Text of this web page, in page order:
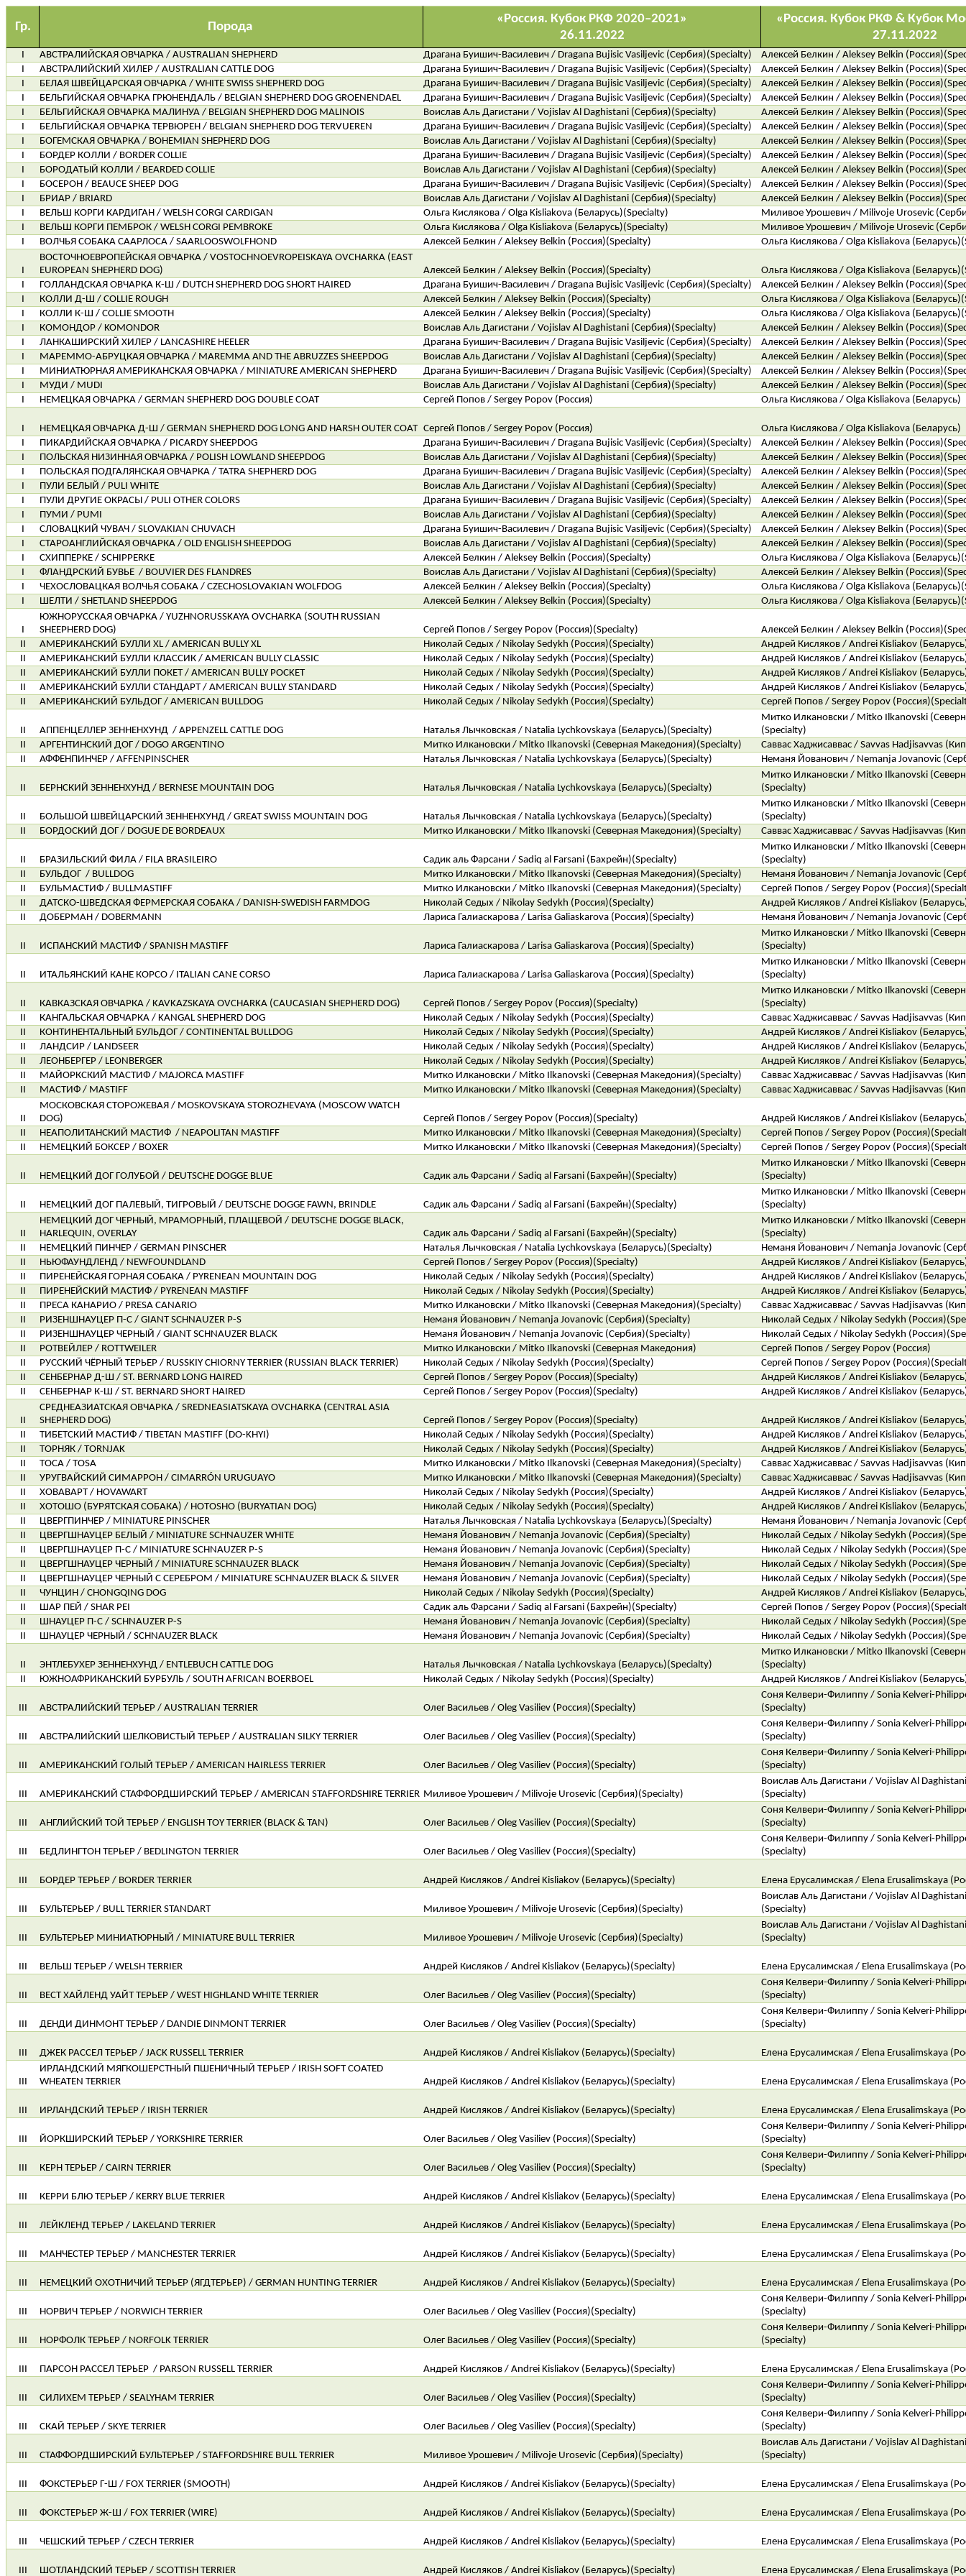
Гр. Порода
«Россия. Кубок РКФ 2020–2021»
26.11.2022
«Россия. Кубок РКФ & Кубок
27.11.2022
I АВСТРАЛИЙСКАЯ ОВЧАРКА / AUSTRALIAN SHEPHERD Драгана Буишич-Василевич / Dragana Bujisic Vasiljevic (Сербия)(Specialty)
Алексей Белкин / Aleksey Belkin
I
АВСТРАЛИЙСКИЙ ХИЛЕР / AUSTRALIAN CATTLE DOG Драгана Буишич-Василевич / Dragana Bujisic Vasiljevic (Сербия)(Specialty)
Алексей Белкин / Aleksey Belkin
I
БЕЛАЯ ШВЕЙЦАРСКАЯ ОВЧАРКА / WHITE SWISS SHEPHERD DOG Драгана Буишич-Василевич / Dragana Bujisic Vasiljevic (Сербия)(Specialty)
Алексей Белкин / Aleksey Belkin
I
БЕЛЬГИЙСКАЯ ОВЧАРКА ГРЮНЕНДАЛЬ / BELGIAN SHEPHERD DOG GROENENDAEL Драгана Буишич-Василевич / Dragana Bujisic Vasiljevic (Сербия)(Specialty)
Алексей Белкин / Aleksey Belkin
I
БЕЛЬГИЙСКАЯ ОВЧАРКА МАЛИНУА / BELGIAN SHEPHERD DOG MALINOIS Воислав Аль Дагистани / Vojislav Al Daghistani (Сербия)(Specialty)
Алексей Белкин / Aleksey Belkin
I
БЕЛЬГИЙСКАЯ ОВЧАРКА ТЕРВЮРЕН / BELGIAN SHEPHERD DOG TERVUEREN Драгана Буишич-Василевич / Dragana Bujisic Vasiljevic (Сербия)(Specialty)
Алексей Белкин / Aleksey Belkin
I
БОГЕМСКАЯ ОВЧАРКА / BOHEMIAN SHEPHERD DOG Воислав Аль Дагистани / Vojislav Al Daghistani (Сербия)(Specialty)
Алексей Белкин / Aleksey Belkin
I
БОРДЕР КОЛЛИ / BORDER COLLIE Драгана Буишич-Василевич / Dragana Bujisic Vasiljevic (Сербия)(Specialty)
Алексей Белкин / Aleksey Belkin
I
БОРОДАТЫЙ КОЛЛИ / BEARDED COLLIE Воислав Аль Дагистани / Vojislav Al Daghistani (Сербия)(Specialty)
Алексей Белкин / Aleksey Belkin
I
БОСЕРОН / BEAUCE SHEEP DOG Драгана Буишич-Василевич / Dragana Bujisic Vasiljevic (Сербия)(Specialty)
Алексей Белкин / Aleksey Belkin
I
БРИАР / BRIARD Воислав Аль Дагистани / Vojislav Al Daghistani (Сербия)(Specialty)
Алексей Белкин / Aleksey Belkin
I
ВЕЛЬШ КОРГИ КАРДИГАН / WELSH CORGI CARDIGAN Ольга Кислякова / Olga Kisliakova (Беларусь)(Specialty)
Миливое Урошевич / Milivoje Urosevic
I
ВЕЛЬШ КОРГИ ПЕМБРОК / WELSH CORGI PEMBROKE Ольга Кислякова / Olga Kisliakova (Беларусь)(Specialty)
Миливое Урошевич / Milivoje Urosevic
I
ВОЛЧЬЯ СОБАКА СААРЛОСА / SAARLOOSWOLFHOND Алексей Белкин / Aleksey Belkin (Россия)(Specialty) Ольга Кислякова / Olga Kisliakova
I
ВОСТОЧНОЕВРОПЕЙСКАЯ ОВЧАРКА / VOSTOCHNOEVROPEISKAYA OVCHARKA (EAST
EUROPEAN SHEPHERD DOG)
Алексей Белкин / Aleksey Belkin (Россия)(Specialty)
Ольга Кислякова / Olga Kisliakova
I
ГОЛЛАНДСКАЯ ОВЧАРКА К-Ш / DUTCH SHEPHERD DOG SHORT HAIRED Драгана Буишич-Василевич / Dragana Bujisic Vasiljevic (Сербия)(Specialty)
Алексей Белкин / Aleksey Belkin
I
КОЛЛИ Д-Ш / COLLIE ROUGH Алексей Белкин / Aleksey Belkin (Россия)(Specialty)
Ольга Кислякова / Olga Kisliakova
I
КОЛЛИ К-Ш / COLLIE SMOOTH Алексей Белкин / Aleksey Belkin (Россия)(Specialty)
Ольга Кислякова / Olga Kisliakova
I
КОМОНДОР / KOMONDOR Воислав Аль Дагистани / Vojislav Al Daghistani (Сербия)(Specialty)
Алексей Белкин / Aleksey Belkin
I
ЛАНКАШИРСКИЙ ХИЛЕР / LANCASHIRE HEELER Драгана Буишич-Василевич / Dragana Bujisic Vasiljevic (Сербия)(Specialty)
Алексей Белкин / Aleksey Belkin
I
МАРЕММО-АБРУЦКАЯ ОВЧАРКА / MAREMMA AND THE ABRUZZES SHEEPDOG Воислав Аль Дагистани / Vojislav Al Daghistani (Сербия)(Specialty)
Алексей Белкин / Aleksey Belkin
I
МИНИАТЮРНАЯ АМЕРИКАНСКАЯ ОВЧАРКА / MINIATURE AMERICAN SHEPHERD Драгана Буишич-Василевич / Dragana Bujisic Vasiljevic (Сербия)(Specialty)
Алексей Белкин / Aleksey Belkin
I
МУДИ / MUDI Воислав Аль Дагистани / Vojislav Al Daghistani (Сербия)(Specialty)
Алексей Белкин / Aleksey Belkin
I
НЕМЕЦКАЯ ОВЧАРКА / GERMAN SHEPHERD DOG DOUBLE COAT Сергей Попов / Sergey Popov (Россия) Ольга Кислякова / Olga Kisliakova (Беларусь)
I НЕМЕЦКАЯ ОВЧАРКА Д-Ш / GERMAN SHEPHERD DOG LONG AND HARSH OUTER COAT Сергей Попов / Sergey Popov (Россия)
Ольга Кислякова / Olga Kisliakova (Беларусь)
I
ПИКАРДИЙСКАЯ ОВЧАРКА / PICARDY SHEEPDOG Драгана Буишич-Василевич / Dragana Bujisic Vasiljevic (Сербия)(Specialty)
Алексей Белкин / Aleksey Belkin
I
ПОЛЬСКАЯ НИЗИННАЯ ОВЧАРКА / POLISH LOWLAND SHEEPDOG Воислав Аль Дагистани / Vojislav Al Daghistani (Сербия)(Specialty)
Алексей Белкин / Aleksey Belkin
I
ПОЛЬСКАЯ ПОДГАЛЯНСКАЯ ОВЧАРКА / TATRA SHEPHERD DOG Драгана Буишич-Василевич / Dragana Bujisic Vasiljevic (Сербия)(Specialty)
Алексей Белкин / Aleksey Belkin
I
ПУЛИ БЕЛЫЙ / PULI WHITE Воислав Аль Дагистани / Vojislav Al Daghistani (Сербия)(Specialty)
Алексей Белкин / Aleksey Belkin
I
ПУЛИ ДРУГИЕ ОКРАСЫ / PULI OTHER COLORS Драгана Буишич-Василевич / Dragana Bujisic Vasiljevic (Сербия)(Specialty)
Алексей Белкин / Aleksey Belkin
I
ПУМИ / PUMI Воислав Аль Дагистани / Vojislav Al Daghistani (Сербия)(Specialty)
Алексей Белкин / Aleksey Belkin
I
СЛОВАЦКИЙ ЧУВАЧ / SLOVAKIAN CHUVACH Драгана Буишич-Василевич / Dragana Bujisic Vasiljevic (Сербия)(Specialty)
Алексей Белкин / Aleksey Belkin
I
СТАРОАНГЛИЙСКАЯ ОВЧАРКА / OLD ENGLISH SHEEPDOG Воислав Аль Дагистани / Vojislav Al Daghistani (Сербия)(Specialty)
Алексей Белкин / Aleksey Belkin
I
СХИППЕРКЕ / SCHIPPERKE Алексей Белкин / Aleksey Belkin (Россия)(Specialty)
Ольга Кислякова / Olga Kisliakova
I
ФЛАНДРСКИЙ БУВЬЕ / BOUVIER DES FLANDRES Воислав Аль Дагистани / Vojislav Al Daghistani (Сербия)(Specialty)
Алексей Белкин / Aleksey Belkin
I
ЧЕХОСЛОВАЦКАЯ ВОЛЧЬЯ СОБАКА / CZECHOSLOVAKIAN WOLFDOG Алексей Белкин / Aleksey Belkin (Россия)(Specialty)
Ольга Кислякова / Olga Kisliakova
I
ШЕЛТИ / SHETLAND SHEEPDOG Алексей Белкин / Aleksey Belkin (Россия)(Specialty) Ольга Кислякова / Olga Kisliakova
I
ЮЖНОРУССКАЯ ОВЧАРКА / YUZHNORUSSKAYA OVCHARKA (SOUTH RUSSIAN
SHEEPHERD DOG)
Сергей Попов / Sergey Popov (Россия)(Specialty)
Алексей Белкин / Aleksey Belkin
II
АМЕРИКАНСКИЙ БУЛЛИ XL / AMERICAN BULLY XL Николай Седых / Nikolay Sedykh (Россия)(Specialty)
Андрей Кисляков / Andrei Kisliakov
II
АМЕРИКАНСКИЙ БУЛЛИ КЛАССИК / AMERICAN BULLY CLASSIC Николай Седых / Nikolay Sedykh (Россия)(Specialty)
Андрей Кисляков / Andrei Kisliakov
II
АМЕРИКАНСКИЙ БУЛЛИ ПОКЕТ / AMERICAN BULLY POCKET Николай Седых / Nikolay Sedykh (Россия)(Specialty)
Андрей Кисляков / Andrei Kisliakov
II
АМЕРИКАНСКИЙ БУЛЛИ СТАНДАРТ / AMERICAN BULLY STANDARD Николай Седых / Nikolay Sedykh (Россия)(Specialty)
Андрей Кисляков / Andrei Kisliakov
II
АМЕРИКАНСКИЙ БУЛЬДОГ / AMERICAN BULLDOG Николай Седых / Nikolay Sedykh (Россия)(Specialty) Сергей Попов / Sergey Popov
II АППЕНЦЕЛЛЕР ЗЕННЕНХУНД / APPENZELL CATTLE DOG Наталья Лычковская / Natalia Lychkovskaya (Беларусь)(Specialty)
Митко Илкановски / Mitko Ilkanovski
(Specialty)
II
АРГЕНТИНСКИЙ ДОГ / DOGO ARGENTINO Митко Илкановски / Mitko Ilkanovski (Северная Македония)(Specialty)
Саввас Хаджисаввас / Savvas Hadjisavvas
II
АФФЕНПИНЧЕР / AFFENPINSCHER Наталья Лычковская / Natalia Lychkovskaya (Беларусь)(Specialty) Неманя Йованович / Nemanja Jovanovic
II БЕРНСКИЙ ЗЕННЕНХУНД / BERNESE MOUNTAIN DOG Наталья Лычковская / Natalia Lychkovskaya (Беларусь)(Specialty)
Митко Илкановски / Mitko Ilkanovski
(Specialty)
II БОЛЬШОЙ ШВЕЙЦАРСКИЙ ЗЕННЕНХУНД / GREAT SWISS MOUNTAIN DOG Наталья Лычковская / Natalia Lychkovskaya (Беларусь)(Specialty)
Митко Илкановски / Mitko Ilkanovski
(Specialty)
II
БОРДОСКИЙ ДОГ / DOGUE DE BORDEAUX Митко Илкановски / Mitko Ilkanovski (Северная Македония)(Specialty) Саввас Хаджисаввас / Savvas Hadjisavvas
II БРАЗИЛЬСКИЙ ФИЛА / FILA BRASILEIRO Садик аль Фарсани / Sadiq al Farsani (Бахрейн)(Specialty)
Митко Илкановски / Mitko Ilkanovski
(Specialty)
II
БУЛЬДОГ / BULLDOG Митко Илкановски / Mitko Ilkanovski (Северная Македония)(Specialty)
Неманя Йованович / Nemanja Jovanovic
II
БУЛЬМАСТИФ / BULLMASTIFF Митко Илкановски / Mitko Ilkanovski (Северная Македония)(Specialty)
Сергей Попов / Sergey Popov
II
ДАТСКО-ШВЕДСКАЯ ФЕРМЕРСКАЯ СОБАКА / DANISH-SWEDISH FARMDOG Николай Седых / Nikolay Sedykh (Россия)(Specialty)
Андрей Кисляков / Andrei Kisliakov
II
ДОБЕРМАН / DOBERMANN Лариса Галиаскарова / Larisa Galiaskarova (Россия)(Specialty) Неманя Йованович / Nemanja Jovanovic
II ИСПАНСКИЙ МАСТИФ / SPANISH MASTIFF Лариса Галиаскарова / Larisa Galiaskarova (Россия)(Specialty)
Митко Илкановски / Mitko Ilkanovski
(Specialty)
II ИТАЛЬЯНСКИЙ КАНЕ КОРСО / ITALIAN CANE CORSO Лариса Галиаскарова / Larisa Galiaskarova (Россия)(Specialty)
Митко Илкановски / Mitko Ilkanovski
(Specialty)
II КАВКАЗСКАЯ ОВЧАРКА / KAVKAZSKAYA OVCHARKA (CAUCASIAN SHEPHERD DOG) Сергей Попов / Sergey Popov (Россия)(Specialty)
Митко Илкановски / Mitko Ilkanovski
(Specialty)
II
КАНГАЛЬСКАЯ ОВЧАРКА / KANGAL SHEPHERD DOG Николай Седых / Nikolay Sedykh (Россия)(Specialty)
Саввас Хаджисаввас / Savvas Hadjisavvas
II
КОНТИНЕНТАЛЬНЫЙ БУЛЬДОГ / CONTINENTAL BULLDOG Николай Седых / Nikolay Sedykh (Россия)(Specialty)
Андрей Кисляков / Andrei Kisliakov
II
ЛАНДСИР / LANDSEER Николай Седых / Nikolay Sedykh (Россия)(Specialty)
Андрей Кисляков / Andrei Kisliakov
II
ЛЕОНБЕРГЕР / LEONBERGER Николай Седых / Nikolay Sedykh (Россия)(Specialty)
Андрей Кисляков / Andrei Kisliakov
II
МАЙОРКСКИЙ МАСТИФ / MAJORCA MASTIFF Митко Илкановски / Mitko Ilkanovski (Северная Македония)(Specialty)
Саввас Хаджисаввас / Savvas Hadjisavvas
II
МАСТИФ / MASTIFF Митко Илкановски / Mitko Ilkanovski (Северная Македония)(Specialty) Саввас Хаджисаввас / Savvas Hadjisavvas
II
МОСКОВСКАЯ СТОРОЖЕВАЯ / MOSKOVSKAYA STOROZHEVAYA (MOSCOW WATCH
DOG)
Сергей Попов / Sergey Popov (Россия)(Specialty)
Андрей Кисляков / Andrei Kisliakov
II
НЕАПОЛИТАНСКИЙ МАСТИФ / NEAPOLITAN MASTIFF Митко Илкановски / Mitko Ilkanovski (Северная Македония)(Specialty)
Сергей Попов / Sergey Popov
II
НЕМЕЦКИЙ БОКСЕР / BOXER Митко Илкановски / Mitko Ilkanovski (Северная Македония)(Specialty) Сергей Попов / Sergey Popov
II НЕМЕЦКИЙ ДОГ ГОЛУБОЙ / DEUTSCHE DOGGE BLUE Садик аль Фарсани / Sadiq al Farsani (Бахрейн)(Specialty)
Митко Илкановски / Mitko Ilkanovski
(Specialty)
II НЕМЕЦКИЙ ДОГ ПАЛЕВЫЙ, ТИГРОВЫЙ / DEUTSCHE DOGGE FAWN, BRINDLE Садик аль Фарсани / Sadiq al Farsani (Бахрейн)(Specialty)
Митко Илкановски / Mitko Ilkanovski
(Specialty)
II
НЕМЕЦКИЙ ДОГ ЧЕРНЫЙ, МРАМОРНЫЙ, ПЛАЩЕВОЙ / DEUTSCHE DOGGE BLACK,
HARLEQUIN, OVERLAY
Садик аль Фарсани / Sadiq al Farsani (Бахрейн)(Specialty)
Митко Илкановски / Mitko Ilkanovski
(Specialty)
II
НЕМЕЦКИЙ ПИНЧЕР / GERMAN PINSCHER Наталья Лычковская / Natalia Lychkovskaya (Беларусь)(Specialty)
Неманя Йованович / Nemanja Jovanovic
II
НЬЮФАУНДЛЕНД / NEWFOUNDLAND Сергей Попов / Sergey Popov (Россия)(Specialty)
Андрей Кисляков / Andrei Kisliakov
II
ПИРЕНЕЙСКАЯ ГОРНАЯ СОБАКА / PYRENEAN MOUNTAIN DOG Николай Седых / Nikolay Sedykh (Россия)(Specialty)
Андрей Кисляков / Andrei Kisliakov
II
ПИРЕНЕЙСКИЙ МАСТИФ / PYRENEAN MASTIFF Николай Седых / Nikolay Sedykh (Россия)(Specialty)
Андрей Кисляков / Andrei Kisliakov
II
ПРЕСА КАНАРИО / PRESA CANARIO Митко Илкановски / Mitko Ilkanovski (Северная Македония)(Specialty)
Саввас Хаджисаввас / Savvas Hadjisavvas
II
РИЗЕНШНАУЦЕР П-С / GIANT SCHNAUZER P-S Неманя Йованович / Nemanja Jovanovic (Сербия)(Specialty)
Николай Седых / Nikolay Sedykh
II
РИЗЕНШНАУЦЕР ЧЕРНЫЙ / GIANT SCHNAUZER BLACK Неманя Йованович / Nemanja Jovanovic (Сербия)(Specialty)
Николай Седых / Nikolay Sedykh
II
РОТВЕЙЛЕР / ROTTWEILER Митко Илкановски / Mitko Ilkanovski (Северная Македония)
Сергей Попов / Sergey Popov (Россия)
II
РУССКИЙ ЧЁРНЫЙ ТЕРЬЕР / RUSSKIY СHIORNY TERRIER (RUSSIAN BLACK TERRIER) Николай Седых / Nikolay Sedykh (Россия)(Specialty)
Сергей Попов / Sergey Popov
II
СЕНБЕРНАР Д-Ш / ST. BERNARD LONG HAIRED Сергей Попов / Sergey Popov (Россия)(Specialty)
Андрей Кисляков / Andrei Kisliakov
II
СЕНБЕРНАР К-Ш / ST. BERNARD SHORT HAIRED Сергей Попов / Sergey Popov (Россия)(Specialty) Андрей Кисляков / Andrei Kisliakov
II
СРЕДНЕАЗИАТСКАЯ ОВЧАРКА / SREDNEASIATSKAYA OVCHARKA (CENTRAL ASIA
SHEPHERD DOG)
Сергей Попов / Sergey Popov (Россия)(Specialty)
Андрей Кисляков / Andrei Kisliakov
II
ТИБЕТСКИЙ МАСТИФ / TIBETAN MASTIFF (DO-KHYI) Николай Седых / Nikolay Sedykh (Россия)(Specialty)
Андрей Кисляков / Andrei Kisliakov
II
ТОРНЯК / TORNJAK Николай Седых / Nikolay Sedykh (Россия)(Specialty)
Андрей Кисляков / Andrei Kisliakov
II
ТОСА / TOSA Митко Илкановски / Mitko Ilkanovski (Северная Македония)(Specialty)
Саввас Хаджисаввас / Savvas Hadjisavvas
II
УРУГВАЙСКИЙ СИМАРРОН / CIMARRÓN URUGUAYO Митко Илкановски / Mitko Ilkanovski (Северная Македония)(Specialty)
Саввас Хаджисаввас / Savvas Hadjisavvas
II
ХОВАВАРТ / HOVAWART Николай Седых / Nikolay Sedykh (Россия)(Specialty)
Андрей Кисляков / Andrei Kisliakov
II
ХОТОШО (БУРЯТСКАЯ СОБАКА) / HOTOSHO (BURYATIAN DOG) Николай Седых / Nikolay Sedykh (Россия)(Specialty)
Андрей Кисляков / Andrei Kisliakov
II
ЦВЕРГПИНЧЕР / MINIATURE PINSCHER Наталья Лычковская / Natalia Lychkovskaya (Беларусь)(Specialty)
Неманя Йованович / Nemanja Jovanovic
II
ЦВЕРГШНАУЦЕР БЕЛЫЙ / MINIATURE SCHNAUZER WHITE Неманя Йованович / Nemanja Jovanovic (Сербия)(Specialty)
Николай Седых / Nikolay Sedykh
II
ЦВЕРГШНАУЦЕР П-С / MINIATURE SCHNAUZER P-S Неманя Йованович / Nemanja Jovanovic (Сербия)(Specialty)
Николай Седых / Nikolay Sedykh
II
ЦВЕРГШНАУЦЕР ЧЕРНЫЙ / MINIATURE SCHNAUZER BLACK Неманя Йованович / Nemanja Jovanovic (Сербия)(Specialty)
Николай Седых / Nikolay Sedykh
II
ЦВЕРГШНАУЦЕР ЧЕРНЫЙ С СЕРЕБРОМ / MINIATURE SCHNAUZER BLACK & SILVER Неманя Йованович / Nemanja Jovanovic (Сербия)(Specialty)
Николай Седых / Nikolay Sedykh
II
ЧУНЦИН / CHONGQING DOG Николай Седых / Nikolay Sedykh (Россия)(Specialty)
Андрей Кисляков / Andrei Kisliakov
II
ШАР ПЕЙ / SHAR PEI Садик аль Фарсани / Sadiq al Farsani (Бахрейн)(Specialty)
Сергей Попов / Sergey Popov
II
ШНАУЦЕР П-С / SCHNAUZER P-S Неманя Йованович / Nemanja Jovanovic (Сербия)(Specialty)
Николай Седых / Nikolay Sedykh
II
ШНАУЦЕР ЧЕРНЫЙ / SCHNAUZER BLACK Неманя Йованович / Nemanja Jovanovic (Сербия)(Specialty) Николай Седых / Nikolay Sedykh
II ЭНТЛЕБУХЕР ЗЕННЕНХУНД / ENTLEBUCH CATTLE DOG Наталья Лычковская / Natalia Lychkovskaya (Беларусь)(Specialty)
Митко Илкановски / Mitko Ilkanovski
(Specialty)
II
ЮЖНОАФРИКАНСКИЙ БУРБУЛЬ / SOUTH AFRICAN BOERBOEL Николай Седых / Nikolay Sedykh (Россия)(Specialty) Андрей Кисляков / Andrei Kisliakov
III АВСТРАЛИЙСКИЙ ТЕРЬЕР / AUSTRALIAN TERRIER Олег Васильев / Oleg Vasiliev (Россия)(Specialty)
Соня Келвери-Филиппу / Sonia Kelveri-
(Specialty)
III АВСТРАЛИЙСКИЙ ШЕЛКОВИСТЫЙ ТЕРЬЕР / AUSTRALIAN SILKY TERRIER Олег Васильев / Oleg Vasiliev (Россия)(Specialty)
Соня Келвери-Филиппу / Sonia Kelveri-
(Specialty)
III АМЕРИКАНСКИЙ ГОЛЫЙ ТЕРЬЕР / AMERICAN HAIRLESS TERRIER Олег Васильев / Oleg Vasiliev (Россия)(Specialty)
Соня Келвери-Филиппу / Sonia Kelveri-
(Specialty)
III АМЕРИКАНСКИЙ СТАФФОРДШИРСКИЙ ТЕРЬЕР / AMERICAN STAFFORDSHIRE TERRIER Миливое Урошевич / Milivoje Urosevic (Сербия)(Specialty)
Воислав Аль Дагистани / Vojislav Al
(Specialty)
III АНГЛИЙСКИЙ ТОЙ ТЕРЬЕР / ENGLISH TOY TERRIER (BLACK & TAN) Олег Васильев / Oleg Vasiliev (Россия)(Specialty)
Соня Келвери-Филиппу / Sonia Kelveri-
(Specialty)
III БЕДЛИНГТОН ТЕРЬЕР / BEDLINGTON TERRIER Олег Васильев / Oleg Vasiliev (Россия)(Specialty)
Соня Келвери-Филиппу / Sonia Kelveri-
(Specialty)
III БОРДЕР ТЕРЬЕР / BORDER TERRIER Андрей Кисляков / Andrei Kisliakov (Беларусь)(Specialty) Елена Ерусалимская / Elena Erusalimskaya
III БУЛЬТЕРЬЕР / BULL TERRIER STANDART Миливое Урошевич / Milivoje Urosevic (Сербия)(Specialty)
Воислав Аль Дагистани / Vojislav Al
(Specialty)
III БУЛЬТЕРЬЕР МИНИАТЮРНЫЙ / MINIATURE BULL TERRIER Миливое Урошевич / Milivoje Urosevic (Сербия)(Specialty)
Воислав Аль Дагистани / Vojislav Al
(Specialty)
III ВЕЛЬШ ТЕРЬЕР / WELSH TERRIER Андрей Кисляков / Andrei Kisliakov (Беларусь)(Specialty) Елена Ерусалимская / Elena Erusalimskaya
III ВЕСТ ХАЙЛЕНД УАЙТ ТЕРЬЕР / WEST HIGHLAND WHITE TERRIER Олег Васильев / Oleg Vasiliev (Россия)(Specialty)
Соня Келвери-Филиппу / Sonia Kelveri-
(Specialty)
III ДЕНДИ ДИНМОНТ ТЕРЬЕР / DANDIE DINMONT TERRIER Олег Васильев / Oleg Vasiliev (Россия)(Specialty)
Соня Келвери-Филиппу / Sonia Kelveri-
(Specialty)
III ДЖЕК РАССЕЛ ТЕРЬЕР / JACK RUSSELL TERRIER Андрей Кисляков / Andrei Kisliakov (Беларусь)(Specialty) Елена Ерусалимская / Elena Erusalimskaya
III
ИРЛАНДСКИЙ МЯГКОШЕРСТНЫЙ ПШЕНИЧНЫЙ ТЕРЬЕР / IRISH SOFT COATED
WHEATEN TERRIER
Андрей Кисляков / Andrei Kisliakov (Беларусь)(Specialty) Елена Ерусалимская / Elena Erusalimskaya
III ИРЛАНДСКИЙ ТЕРЬЕР / IRISH TERRIER Андрей Кисляков / Andrei Kisliakov (Беларусь)(Specialty) Елена Ерусалимская / Elena Erusalimskaya
III ЙОРКШИРСКИЙ ТЕРЬЕР / YORKSHIRE TERRIER Олег Васильев / Oleg Vasiliev (Россия)(Specialty)
Соня Келвери-Филиппу / Sonia Kelveri-
(Specialty)
III КЕРН ТЕРЬЕР / CAIRN TERRIER Олег Васильев / Oleg Vasiliev (Россия)(Specialty)
Соня Келвери-Филиппу / Sonia Kelveri-
(Specialty)
III КЕРРИ БЛЮ ТЕРЬЕР / KERRY BLUE TERRIER Андрей Кисляков / Andrei Kisliakov (Беларусь)(Specialty) Елена Ерусалимская / Elena Erusalimskaya
III ЛЕЙКЛЕНД ТЕРЬЕР / LAKELAND TERRIER Андрей Кисляков / Andrei Kisliakov (Беларусь)(Specialty) Елена Ерусалимская / Elena Erusalimskaya
III МАНЧЕСТЕР ТЕРЬЕР / MANCHESTER TERRIER Андрей Кисляков / Andrei Kisliakov (Беларусь)(Specialty) Елена Ерусалимская / Elena Erusalimskaya
III НЕМЕЦКИЙ ОХОТНИЧИЙ ТЕРЬЕР (ЯГДТЕРЬЕР) / GERMAN HUNTING TERRIER Андрей Кисляков / Andrei Kisliakov (Беларусь)(Specialty) Елена Ерусалимская / Elena Erusalimskaya
III НОРВИЧ ТЕРЬЕР / NORWICH TERRIER Олег Васильев / Oleg Vasiliev (Россия)(Specialty)
Соня Келвери-Филиппу / Sonia Kelveri-
(Specialty)
III НОРФОЛК ТЕРЬЕР / NORFOLK TERRIER Олег Васильев / Oleg Vasiliev (Россия)(Specialty)
Соня Келвери-Филиппу / Sonia Kelveri-
(Specialty)
III ПАРСОН РАССЕЛ ТЕРЬЕР / PARSON RUSSELL TERRIER Андрей Кисляков / Andrei Kisliakov (Беларусь)(Specialty) Елена Ерусалимская / Elena Erusalimskaya
III СИЛИХЕМ ТЕРЬЕР / SEALYHAM TERRIER Олег Васильев / Oleg Vasiliev (Россия)(Specialty)
Соня Келвери-Филиппу / Sonia Kelveri-
(Specialty)
III СКАЙ ТЕРЬЕР / SKYE TERRIER Олег Васильев / Oleg Vasiliev (Россия)(Specialty)
Соня Келвери-Филиппу / Sonia Kelveri-
(Specialty)
III СТАФФОРДШИРСКИЙ БУЛЬТЕРЬЕР / STAFFORDSHIRE BULL TERRIER Миливое Урошевич / Milivoje Urosevic (Сербия)(Specialty)
Воислав Аль Дагистани / Vojislav Al
(Specialty)
III ФОКСТЕРЬЕР Г-Ш / FOX TERRIER (SMOOTH) Андрей Кисляков / Andrei Kisliakov (Беларусь)(Specialty) Елена Ерусалимская / Elena Erusalimskaya
III ФОКСТЕРЬЕР Ж-Ш / FOX TERRIER (WIRE) Андрей Кисляков / Andrei Kisliakov (Беларусь)(Specialty) Елена Ерусалимская / Elena Erusalimskaya
III ЧЕШСКИЙ ТЕРЬЕР / CZECH TERRIER Андрей Кисляков / Andrei Kisliakov (Беларусь)(Specialty) Елена Ерусалимская / Elena Erusalimskaya
III ШОТЛАНДСКИЙ ТЕРЬЕР / SCOTTISH TERRIER Андрей Кисляков / Andrei Kisliakov (Беларусь)(Specialty) Елена Ерусалимская / Elena Erusalimskaya